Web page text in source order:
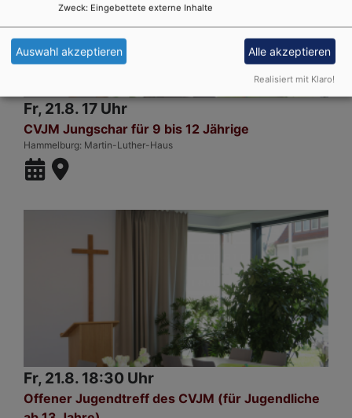
Fr, 21.8. 17 Uhr
CVJM Jungschar für 9 bis 12 Jährige
Hammelburg Martin-Luther-Haus
Fr, 21.8. 18:30 Uhr
Offener Jugendtreff des CVJM (für Jugendliche
Zweck: Eingebettete externe Inhalte
Auswahl akzeptieren Alle akzeptieren
Realisiert mit Klaro!